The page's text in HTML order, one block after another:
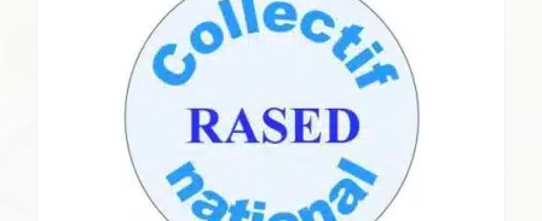
9-
10
juillet
2026
à
Besançon